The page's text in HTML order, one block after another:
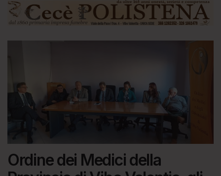
Ordine dei Medici della